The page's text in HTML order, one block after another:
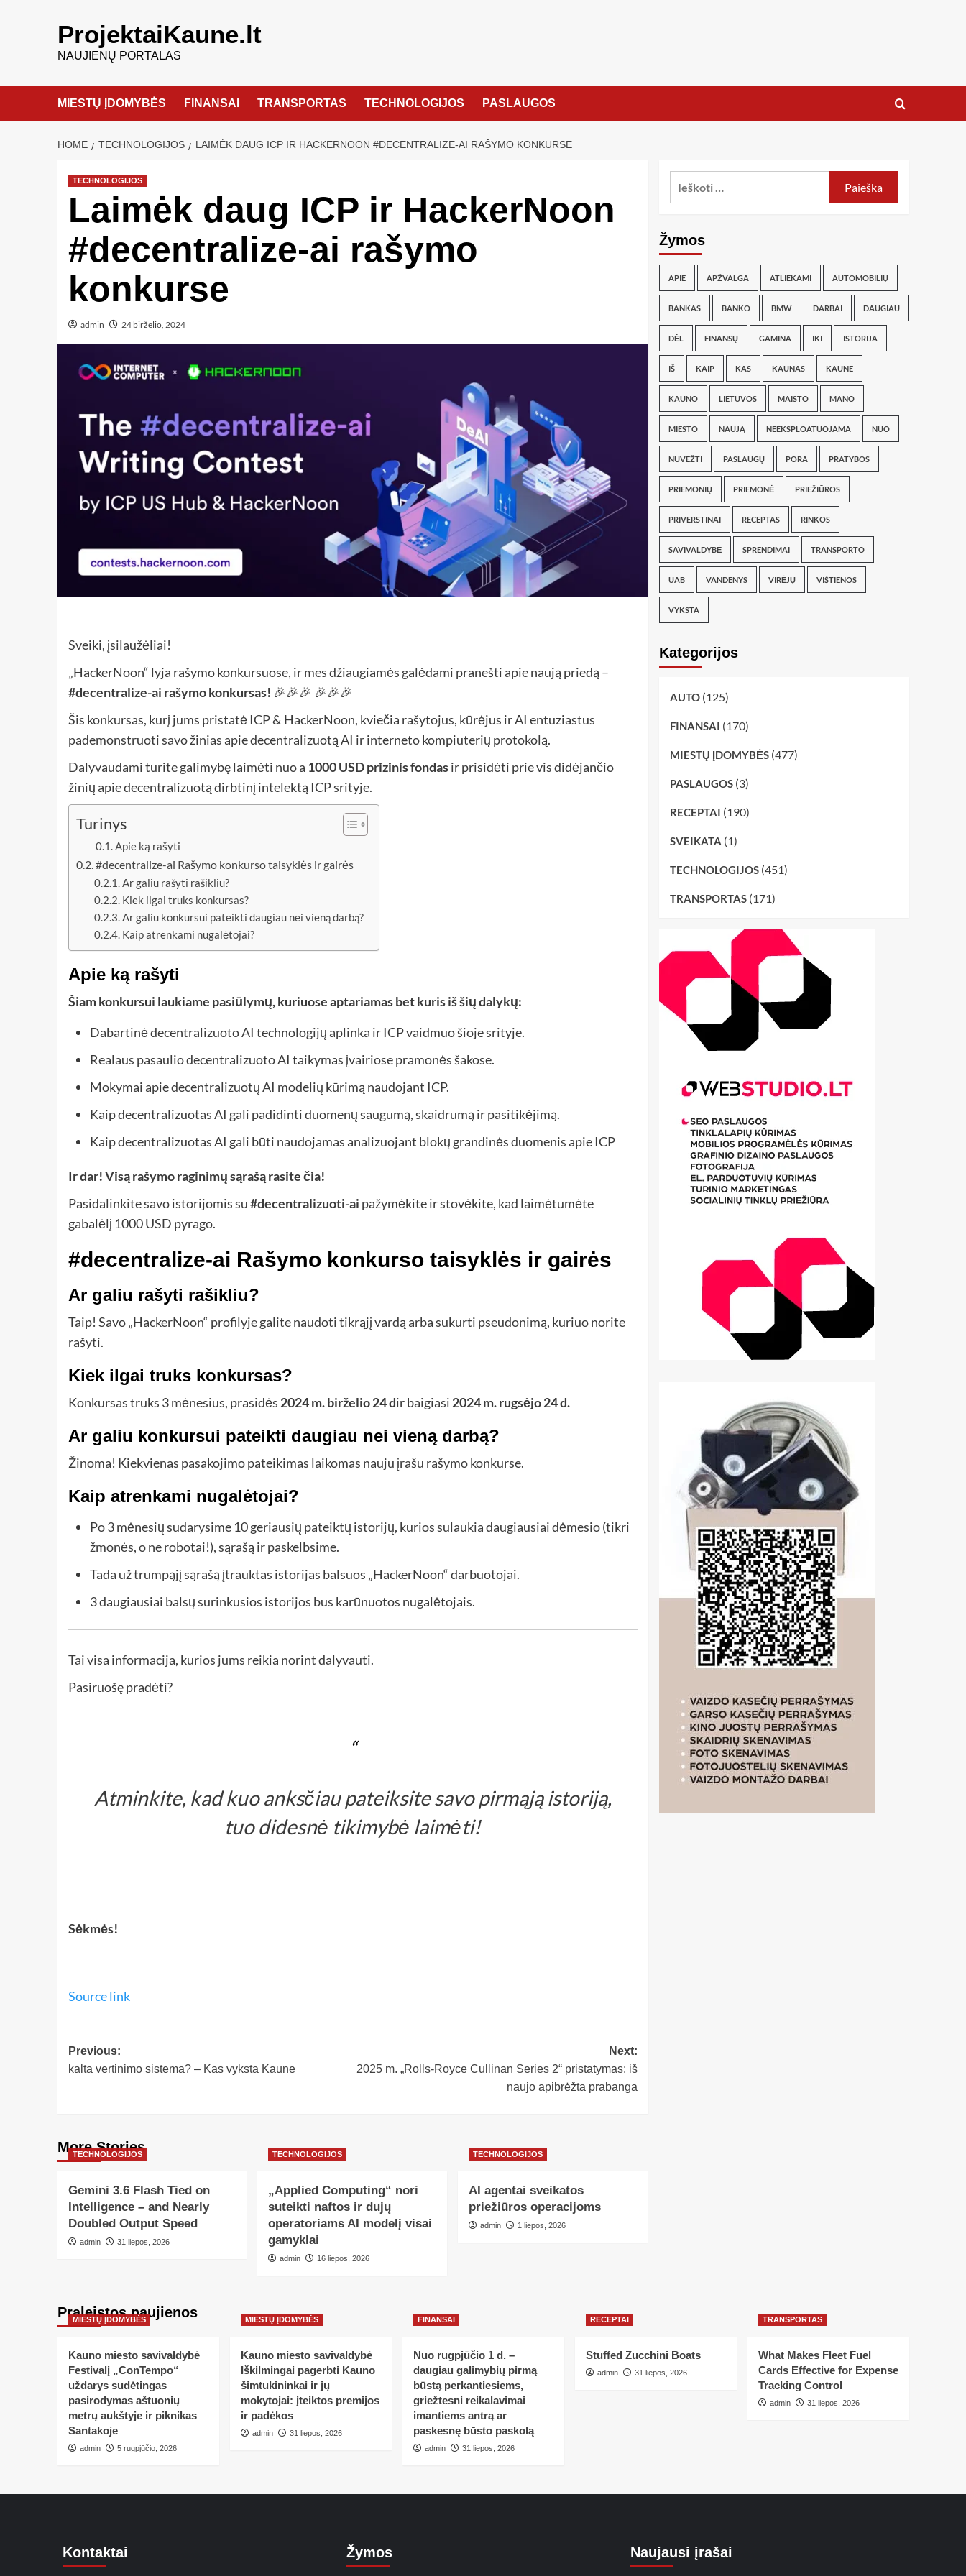
ProjektaiKaune.lt
NAUJIENŲ PORTALAS
MIESTŲ ĮDOMYBĖS FINANSAI TRANSPORTAS TECHNOLOGIJOS PASLAUGOS
HOME TECHNOLOGIJOS LAIMĖK DAUG ICP IR HACKERNOON #DECENTRALIZE-AI RAŠYMO KONKURSE
TECHNOLOGIJOS
Laimėk daug ICP ir HackerNoon
#decentralize-ai rašymo
konkurse
admin 24 birželio, 2024
Sveiki, įsilaužėliai!
„HackerNoon“ lyja rašymo konkursuose, ir mes džiaugiamės galėdami pranešti apie naują priedą –
#decentralize-ai rašymo konkursas! 🎉🎉🎉 🎉🎉🎉
Šis konkursas, kurį jums pristatė ICP & HackerNoon, kviečia rašytojus, kūrėjus ir AI entuziastus
pademonstruoti savo žinias apie decentralizuotą AI ir interneto kompiuterių protokolą.
Dalyvaudami turite galimybę laimėti nuo a 1000 USD prizinis fondasir prisidėti prie vis didėjančio
žinių apie decentralizuotą dirbtinį intelektą ICP srityje.
Turinys
Apie ką rašyti
#decentralize-ai Rašymo konkurso taisyklės ir gairės
Ar galiu rašyti rašikliu?
Kiek ilgai truks konkursas?
Ar galiu konkursui pateikti daugiau nei vieną darbą?
Kaip atrenkami nugalėtojai?
Apie ką rašyti
Šiam konkursui laukiame pasiūlymų, kuriuose aptariamas bet kuris iš šių dalykų:
Dabartinė decentralizuoto AI technologijų aplinka ir ICP vaidmuo šioje srityje.
Realaus pasaulio decentralizuoto AI taikymas įvairiose pramonės šakose.
Mokymai apie decentralizuotų AI modelių kūrimą naudojant ICP.
Kaip decentralizuotas AI gali padidinti duomenų saugumą, skaidrumą ir pasitikėjimą.
Kaip decentralizuotas AI gali būti naudojamas analizuojant blokų grandinės duomenis apie ICP
Ir dar! Visą rašymo raginimų sąrašą rasite čia!
Pasidalinkite savo istorijomis su#decentralizuoti-ai pažymėkite ir stovėkite, kad laimėtumėte
gabalėlį 1000 USD pyrago.
#decentralize-ai Rašymo konkurso taisyklės ir gairės
Ar galiu rašyti rašikliu?
Taip! Savo „HackerNoon“ profilyje galite naudoti tikrąjį vardą arba sukurti pseudonimą, kuriuo norite
rašyti.
Kiek ilgai truks konkursas?
Konkursas truks 3 mėnesius, prasidės 2024 m. birželio 24 dir baigiasi 2024 m. rugsėjo 24 d.
Ar galiu konkursui pateikti daugiau nei vieną darbą?
Žinoma! Kiekvienas pasakojimo pateikimas laikomas nauju įrašu rašymo konkurse.
Kaip atrenkami nugalėtojai?
Po 3 mėnesių sudarysime 10 geriausių pateiktų istorijų, kurios sulaukia daugiausiai dėmesio (tikri
žmonės, o ne robotai!), sąrašą ir paskelbsime.
Tada už trumpąjį sąrašą įtrauktas istorijas balsuos „HackerNoon“ darbuotojai.
3 daugiausiai balsų surinkusios istorijos bus karūnuotos nugalėtojais.
Tai visa informacija, kurios jums reikia norint dalyvauti.
Pasiruošę pradėti?
Atminkite, kad kuo anksčiau pateiksite savo pirmąją istoriją,
tuo didesnė tikimybė laimėti!
Sėkmės!
Source link
Previous:
kalta vertinimo sistema? – Kas vyksta Kaune
Next:
2025 m. „Rolls-Royce Cullinan Series 2“ pristatymas: iš
naujo apibrėžta prabanga
More Stories
TECHNOLOGIJOS
Gemini 3.6 Flash Tied on
Intelligence – and Nearly
Doubled Output Speed
admin 31 liepos, 2026
TECHNOLOGIJOS
„Applied Computing“ nori
suteikti naftos ir dujų
operatoriams AI modelį visai
gamyklai
admin 16 liepos, 2026
TECHNOLOGIJOS
AI agentai sveikatos
priežiūros operacijoms
admin 1 liepos, 2026
Žymos
APIE APŽVALGA ATLIEKAMI AUTOMOBILIŲ
BANKAS BANKO BMW DARBAI DAUGIAU
DĖL FINANSŲ GAMINA IKI ISTORIJA
IŠ KAIP KAS KAUNAS KAUNE
KAUNO LIETUVOS MAISTO MANO
MIESTO NAUJĄ NEEKSPLOATUOJAMA NUO
NUVEŽTI PASLAUGŲ PORA PRATYBOS
PRIEMONIŲ PRIEMONĖ PRIEŽIŪROS
PRIVERSTINAI RECEPTAS RINKOS
SAVIVALDYBĖ SPRENDIMAI TRANSPORTO
UAB VANDENYS VIRĖJŲ VIŠTIENOS
VYKSTA
Kategorijos
AUTO(125)
FINANSAI (170)
MIESTŲ ĮDOMYBĖS(477)
PASLAUGOS(3)
RECEPTAI (190)
SVEIKATA (1)
TECHNOLOGIJOS(451)
TRANSPORTAS(171)
Praleistos naujienos
MIESTŲ ĮDOMYBĖS
Kauno miesto savivaldybė
Festivalį „ConTempo“
uždarys sudėtingas
pasirodymas aštuonių
metrų aukštyje ir piknikas
Santakoje
admin 5 rugpjūčio, 2026
MIESTŲ ĮDOMYBĖS
Kauno miesto savivaldybė
Iškilmingai pagerbti Kauno
šimtukininkai ir jų
mokytojai: įteiktos premijos
ir padėkos
admin 31 liepos, 2026
FINANSAI
Nuo rugpjūčio 1 d. –
daugiau galimybių pirmą
būstą perkantiesiems,
griežtesni reikalavimai
imantiems antrą ar
paskesnę būsto paskolą
admin 31 liepos, 2026
RECEPTAI
Stuffed Zucchini Boats
admin 31 liepos, 2026
TRANSPORTAS
What Makes Fleet Fuel
Cards Effective for Expense
Tracking Control
admin 31 liepos, 2026
Kontaktai Žymos Naujausi įrašai